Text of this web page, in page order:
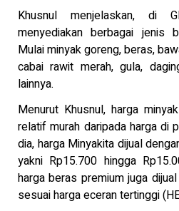
Khusnul menjelaskan, di
menyediakan berbagai jenis
Mulai minyak goreng, beras,
cabai rawit merah, gula,
lainnya.
Menurut Khusnul, harga
relatif murah daripada harga di
dia, harga Minyakita dijual
yakni Rp15.700 hingga
harga beras premium juga
sesuai harga eceran tertinggi